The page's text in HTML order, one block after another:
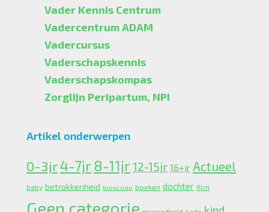
Vader Kennis Centrum
Vadercentrum ADAM
Vadercursus
Vaderschapskennis
Vaderschapskompas
Zorglijn Peripartum, NPI
Artikel onderwerpen
0-3jr4-7jr 8-11jr 12-15jr 16+jr Actueel
baby betrokkenheid bioscoop boeken dochter film
Geen categorie